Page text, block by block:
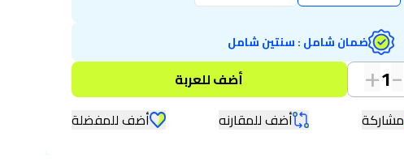
ضمان شامل:سنتين شامل
-
1
+
أضف للعربة
مشاركة
أضف للمقارنه أضف للمفضلة